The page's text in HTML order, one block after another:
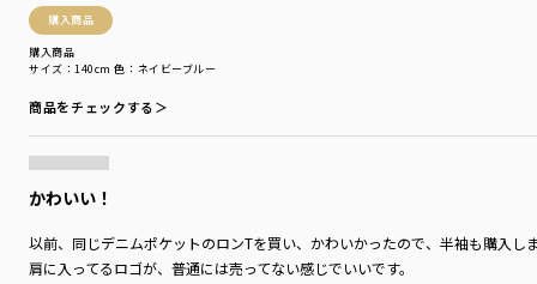
購入商品
購入商品
サイズ：140cm 色：ネイビーブルー
商品をチェックする＞
かわいい！
以前、同じデニムポケットのロンTを買い、かわいかったので、半袖も購入し
肩に入ってるロゴが、普通には売ってない感じでいいです。